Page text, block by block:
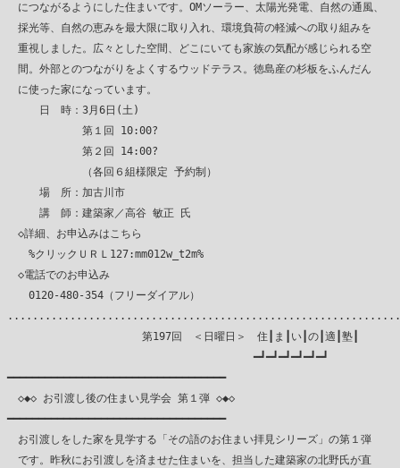
につながるようにした住まいです。OMソーラー、太陽光発電、自然の通風、
採光等、自然の恵みを最大限に取り入れ、環境負荷の軽減への取り組みを
重視しました。広々とした空間、どこにいても家族の気配が感じられる空
間。外部とのつながりをよくするウッドテラス。徳島産の杉板をふんだん
に使った家になっています。
日　時：3月6日(土)
第１回 10:00?
第２回 14:00?
（各回６組様限定 予約制）
場　所：加古川市
講　師：建築家／高谷 敏正 氏
◇詳細、お申込みはこちら
%クリックＵＲＬ127:mm012w_t2m%
◇電話でのお申込み
0120-480-354（フリーダイアル）
第197回　＜日曜日＞　住┃ま┃い┃の┃適┃塾┃
━┛━┛━┛━┛━┛━┛
━━━━━━━━━━━━━━━━━━━━━━━━━━━━━━━━━━━
◇◆◇ お引渡し後の住まい見学会 第１弾 ◇◆◇
━━━━━━━━━━━━━━━━━━━━━━━━━━━━━━━━━━━
お引渡しをした家を見学する「その語のお住まい拝見シリーズ」の第１弾
です。昨秋にお引渡しを済ませた住まいを、担当した建築家の北野氏が直